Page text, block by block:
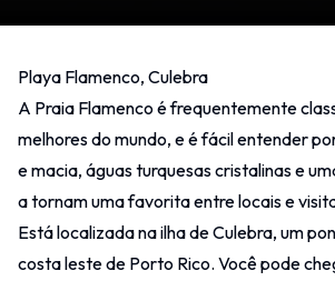
Playa Flamenco, Culebra
A Praia Flamenco é frequentemente
melhores do mundo, e é fácil entender
e macia, águas turquesas cristalinas e
a tornam uma favorita entre locais e
Está localizada na ilha de Culebra, um
costa leste de Porto Rico. Você pode